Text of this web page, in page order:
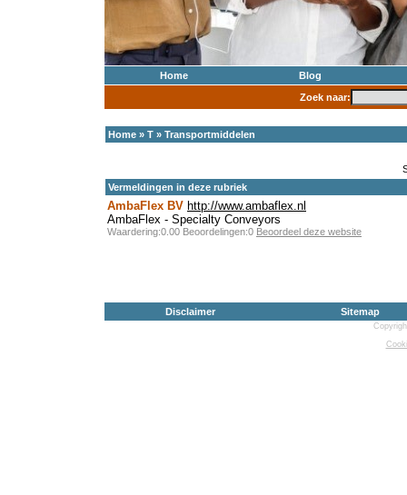
Home
Blog
Zoek naar:
Home » T » Transportmiddelen
Vermeldingen in deze rubriek
AmbaFlex BV http://www.ambaflex.nl
AmbaFlex - Specialty Conveyors
Waardering:0.00 Beoordelingen:0 Beoordeel deze website
Disclaimer Sitemap